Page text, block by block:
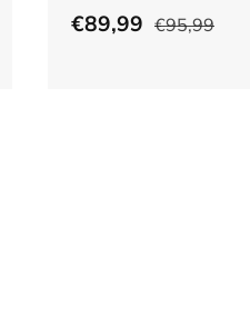
€89,99 €95,99